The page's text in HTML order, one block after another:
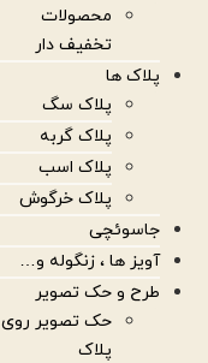
محصولات
تخفیف دار
پلاک ها
پلاک سگ
پلاک گربه
پلاک اسب
پلاک خرگوش
جاسوئچی
آویز ها ، زنگوله و…
طرح و حک تصویر
حک تصویر روی
پلاک